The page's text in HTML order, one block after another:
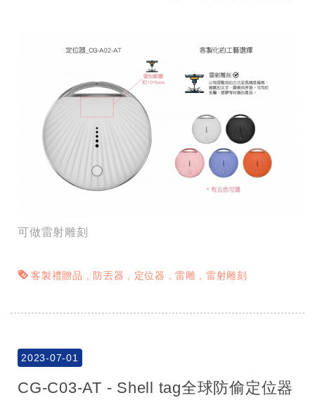
可做雷射雕刻
客製禮贈品 防丟器 定位器 雷雕 雷射雕刻
2023-07-01
CG-C03-AT - Shell tag全球防偷定位器